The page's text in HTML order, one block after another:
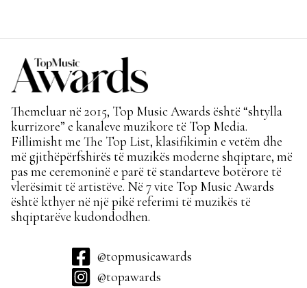
Themeluar në 2015, Top Music Awards është “shtylla
kurrizore” e kanaleve muzikore të Top Media.
Fillimisht me The Top List, klasifikimin e vetëm dhe
më gjithëpërfshirës të muzikës moderne shqiptare, më
pas me ceremoninë e parë të standarteve botërore të
vlerësimit të artistëve. Në 7 vite Top Music Awards
është kthyer në një pikë referimi të muzikës të
shqiptarëve kudondodhen.
@topmusicawards
@topawards